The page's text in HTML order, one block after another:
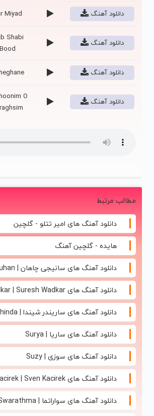
Miyad دانلود آهنگ
Shabi
Bood
دانلود آهنگ
دانلود آهنگ
O
دانلود آهنگ
مطالب مرتبط
دانلود آهنگ های امیر تتلو - گلچین
هایده - گلچین آهنگ
دانلود آهنگ های ساریندر شیندا | Surinder Shinda
دانلود آهنگ های ساریا | Surya
دانلود آهنگ های سوزی | Suzy
دانلود آهنگ های Sven Kacirek | Sven Kacirek
دانلود آهنگ های سواراتما | Swarathma